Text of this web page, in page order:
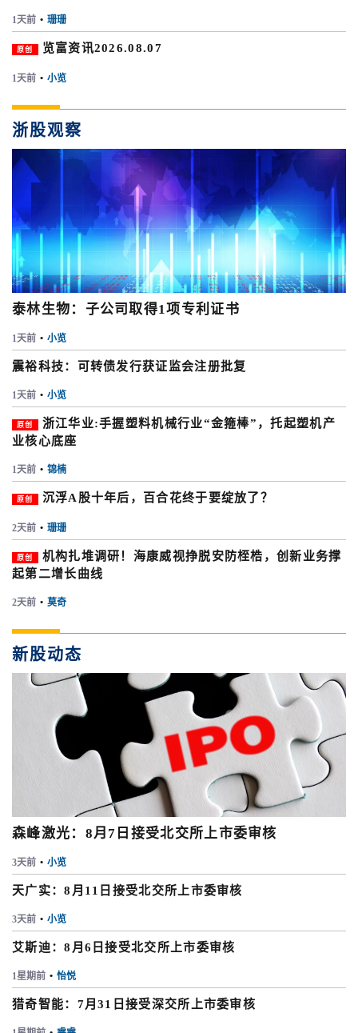
1天前 • 珊珊
原创 览富资讯2026.08.07
1天前 • 小览
浙股观察
泰林生物：子公司取得1项专利证书
1天前 • 小览
震裕科技：可转债发行获证监会注册批复
1天前 • 小览
原创
浙江华业:手握塑料机械行业“金箍棒”，托起塑机产
业核心底座
1天前 • 锦楠
原创 沉浮A股十年后，百合花终于要绽放了？
2天前 • 珊珊
原创
机构扎堆调研！海康威视挣脱安防桎梏，创新业务撑
起第二增长曲线
2天前 • 莫奇
新股动态
森峰激光：8月7日接受北交所上市委审核
3天前 • 小览
天广实：8月11日接受北交所上市委审核
3天前 • 小览
艾斯迪：8月6日接受北交所上市委审核
1星期前 • 怡悦
猎奇智能：7月31日接受深交所上市委审核